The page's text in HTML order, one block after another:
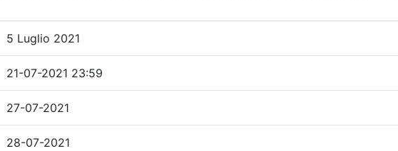
5 Luglio 2021
21-07-2021 23:59
27-07-2021
28-07-2021